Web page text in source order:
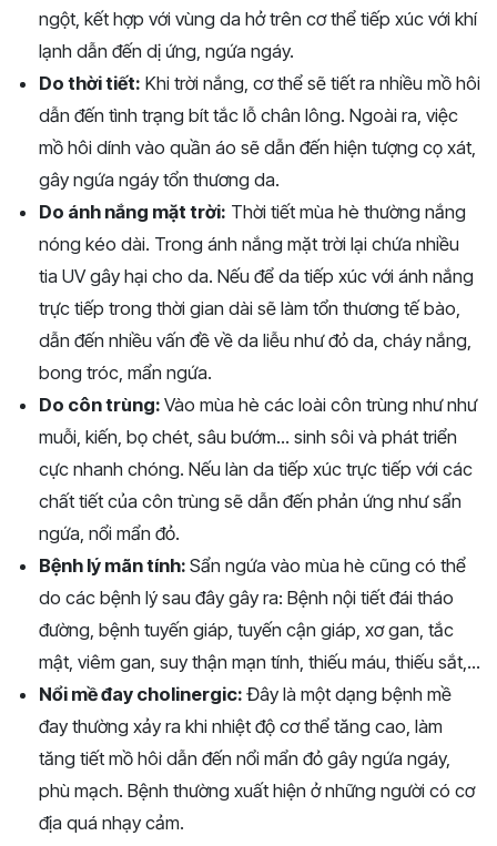
ngột, kết hợp với vùng da hở trên cơ thể tiếp xúc với khí
lạnh dẫn đến dị ứng, ngứa ngáy.
Do thời tiết: Khi trời nắng, cơ thể sẽ tiết ra nhiều mồ hôi
dẫn đến tình trạng bít tắc lỗ chân lông. Ngoài ra, việc
mồ hôi dính vào quần áo sẽ dẫn đến hiện tượng cọ xát,
gây ngứa ngáy tổn thương da.
Do ánh nắng mặt trời: Thời tiết mùa hè thường nắng
nóng kéo dài. Trong ánh nắng mặt trời lại chứa nhiều
tia UV gây hại cho da. Nếu để da tiếp xúc với ánh nắng
trực tiếp trong thời gian dài sẽ làm tổn thương tế bào,
dẫn đến nhiều vấn đề về da liễu như đỏ da, cháy nắng,
bong tróc, mẩn ngứa.
Do côn trùng: Vào mùa hè các loài côn trùng như như
muỗi, kiến, bọ chét, sâu bướm... sinh sôi và phát triển
cực nhanh chóng. Nếu làn da tiếp xúc trực tiếp với các
chất tiết của côn trùng sẽ dẫn đến phản ứng như sẩn
ngứa, nổi mẩn đỏ.
Bệnh lý mãn tính: Sẩn ngứa vào mùa hè cũng có thể
do các bệnh lý sau đây gây ra: Bệnh nội tiết đái tháo
đường, bệnh tuyến giáp, tuyến cận giáp, xơ gan, tắc
mật, viêm gan, suy thận mạn tính, thiếu máu, thiếu sắt,...
Nổi mề đay cholinergic: Đây là một dạng bệnh mề
đay thường xảy ra khi nhiệt độ cơ thể tăng cao, làm
tăng tiết mồ hôi dẫn đến nổi mẩn đỏ gây ngứa ngáy,
phù mạch. Bệnh thường xuất hiện ở những người có cơ
địa quá nhạy cảm.